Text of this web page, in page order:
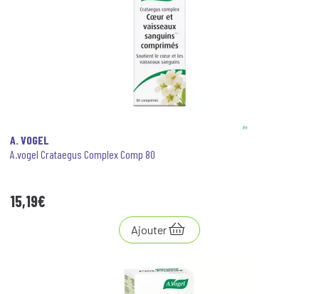
A. VOGEL
A.vogel Crataegus Complex Comp 80
15,19€
Ajouter